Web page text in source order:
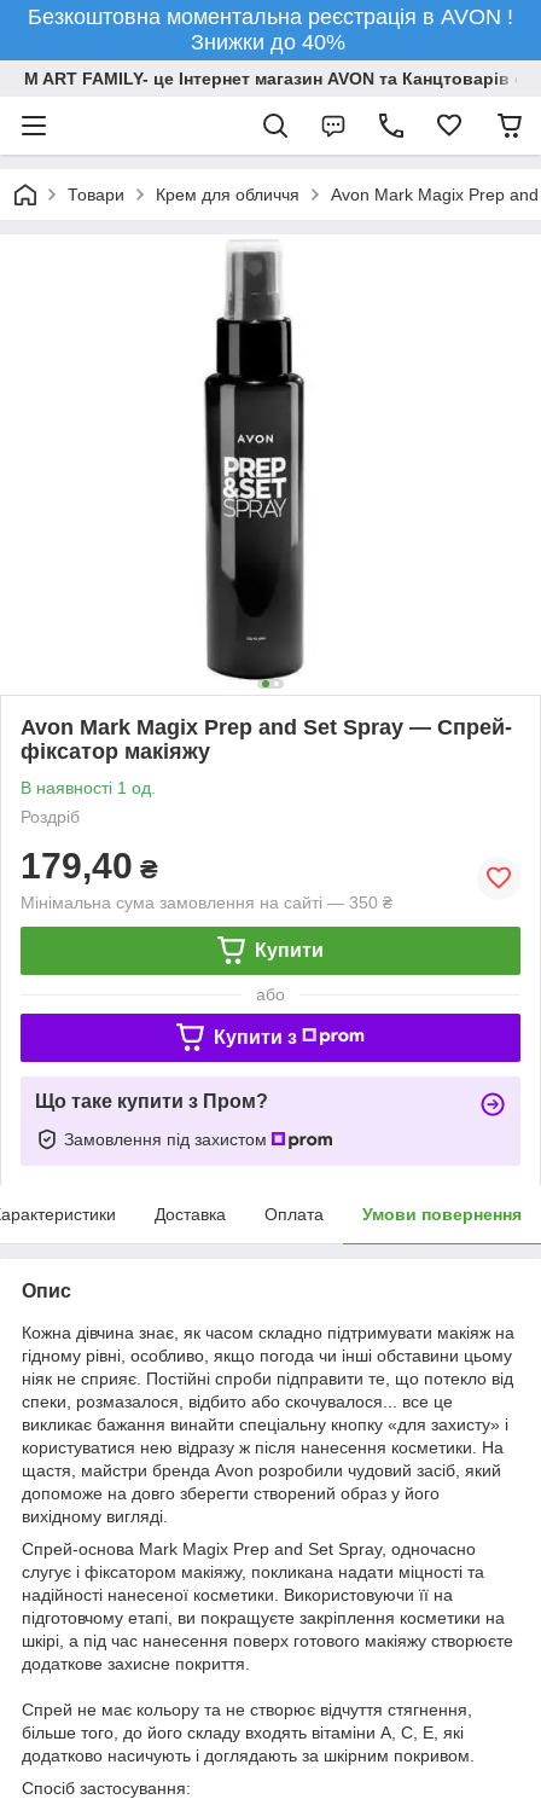
Безкоштовна моментальна реєстрація в AVON !
Знижки до 40%
M ART FAMILY- це Інтернет магазин AVON та Канцтоварів
Товари Крем для обличчя Avon Mark Magix Prep
Avon Mark Magix Prep and Set Spray — Спрей-
фіксатор макіяжу
В наявності 1 од.
Роздріб
179,40 ₴
Мінімальна сума замовлення на сайті — 350 ₴
Купити
або
Купити з
Що таке купити з Пром?
Замовлення під захистом
Доставка Оплата Умови повернення
Опис
Кожна дівчина знає, як часом складно підтримувати макіяж на
гідному рівні, особливо, якщо погода чи інші обставини цьому
ніяк не сприяє. Постійні спроби підправити те, що потекло від
спеки, розмазалося, відбито або скочувалося... все це
викликає бажання винайти спеціальну кнопку «для захисту» і
користуватися нею відразу ж після нанесення косметики. На
щастя, майстри бренда Avon розробили чудовий засіб, який
допоможе на довго зберегти створений образ у його
вихідному вигляді.
Спрей-основа Mark Magix Prep and Set Spray, одночасно
слугує і фіксатором макіяжу, покликана надати міцності та
надійності нанесеної косметики. Використовуючи її на
підготовчому етапі, ви покращуєте закріплення косметики на
шкірі, а під час нанесення поверх готового макіяжу створюєте
додаткове захисне покриття.
Спрей не має кольору та не створює відчуття стягнення,
більше того, до його складу входять вітаміни A, C, E, які
додатково насичують і доглядають за шкірним покривом.
Спосіб застосування: